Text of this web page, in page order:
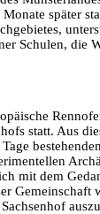
später
Schulen, die
statt. Aus
mit dem
Gemeinschaft